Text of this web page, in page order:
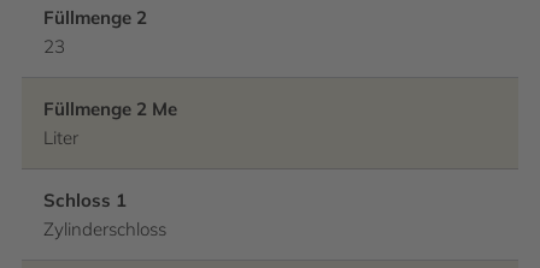
Füllmenge 2
23
Füllmenge 2 Me
Liter
Schloss 1
Zylinderschloss